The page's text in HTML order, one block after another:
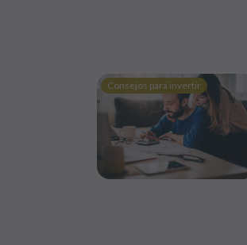
Consejos para invertir